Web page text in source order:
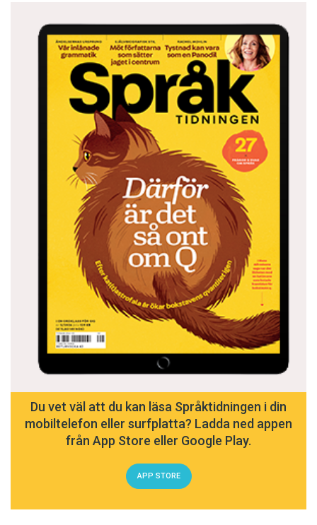
Du vet väl att du kan läsa Språktidningen i din
mobiltelefon eller surfplatta? Ladda ned appen
från App Store eller Google Play.
APP STORE